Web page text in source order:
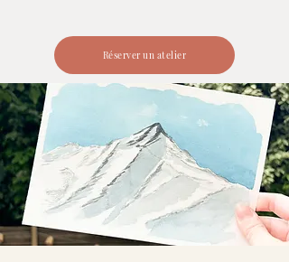
Réserver un atelier